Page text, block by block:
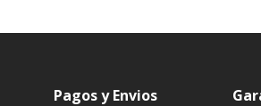
Pagos y Envios